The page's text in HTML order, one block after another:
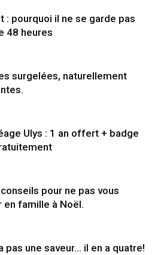
: pourquoi il ne se garde pas
48 heures
surgelées, naturellement
Ulys : 1 an offert + badge
pour ne pas vous
en famille à Noël.
pas une saveur… il en a quatre!